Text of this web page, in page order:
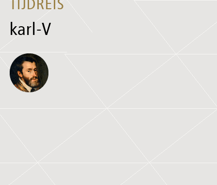
TIJDREIS
karl-V